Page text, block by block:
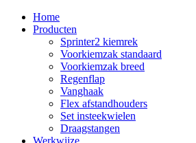
Home
Producten
Sprinter2 kiemrek
Voorkiemzak standaard
Voorkiemzak breed
Regenflap
Vanghaak
Flex afstandhouders
Set insteekwielen
Draagstangen
Werkwijze